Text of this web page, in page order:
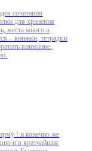
сочетания
для хранения
места много в
– книжки, тетрадки
внимание.
! и конечно же
и в кратчайшие